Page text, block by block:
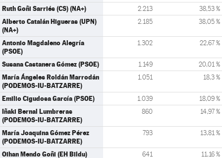
Ruth Goñi Sarriés (CS) (NA+) 2.213 38,53 %
Alberto Catalán Higueras (UPN)
(NA+)
2.185 38,05 %
Antonio Magdaleno Alegría
(PSOE)
1.302 22,67 %
Susana Castanera Gómez (PSOE) 1.149 20,01 %
María Ángeles Roldán Marrodán
(PODEMOS-IU-BATZARRE)
1.051 18,3 %
Emilio Cigudosa García (PSOE) 1.039 18,09 %
Iñaki Bernal Lumbreras
(PODEMOS-IU-BATZARRE)
860 14,97 %
María Joaquina Gómez Pérez
(PODEMOS-IU-BATZARRE)
793 13,81 %
Oihan Mendo Goñi (EH Bildu) 641 11,16 %